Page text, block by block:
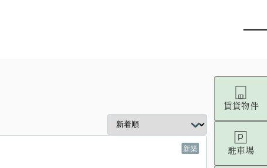
賃貸物件
駐車場
新築